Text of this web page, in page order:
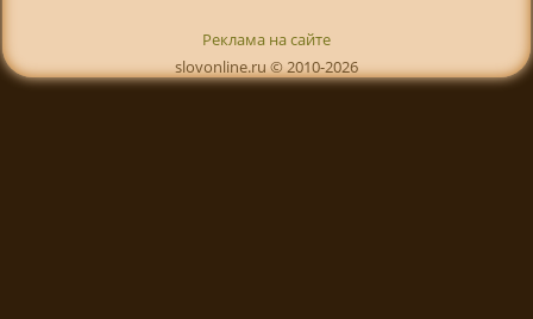
Реклама на сайте
slovonline.ru © 2010-2026